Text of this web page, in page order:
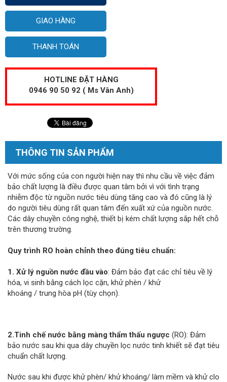
GIAO HÀNG
THANH TOÁN
HOTLINE ĐẶT HÀNG
0946 90 50 92 ( Ms Vân Anh)
THÔNG TIN SẢN PHẨM
Với mức sống của con người hiện nay thì nhu cầu về việc đảm
bảo chất lượng là điều được quan tâm bởi vì với tình trạng
nhiễm độc từ nguồn nước tiêu dùng tăng cao và đó cũng là lý
do người tiêu dùng rất quan tâm đến xuất xứ của nguồn nước.
Các dây chuyền công nghệ, thiết bị kém chất lượng sắp hết chỗ
trên thương trường.
Quy trình RO hoàn chỉnh theo đúng tiêu chuẩn:
1. Xử lý nguồn nước đầu vào: Đảm bảo đạt các chỉ tiêu về lý
hóa, vi sinh bằng cách lọc cặn, khử phèn / khử
khoáng / trung hòa pH (tùy chọn).
2.Tinh chế nước bằng màng thẩm thấu ngược (RO): Đảm
bảo nước sau khi qua dây chuyền lọc nước tinh khiết sẽ đạt tiêu
chuẩn chất lượng.
Nước sau khi được khử phèn/ khử khoáng/ làm mềm và khử clo